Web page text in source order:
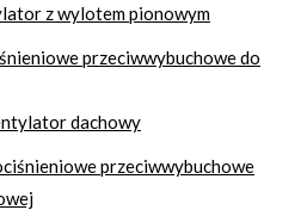
z wylotem pionowym
przeciwwybuchowe do
dachowy
przeciwwybuchowe